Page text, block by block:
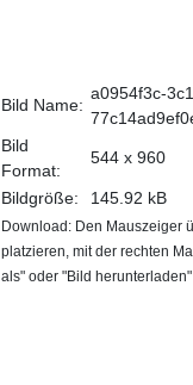
Bild Name:
a0954f3c-
Bild
Format:
544 x 960
Bildgröße: 145.92 kB
Download: Den Mauszeiger
platzieren, mit der rechten
als" oder "Bild